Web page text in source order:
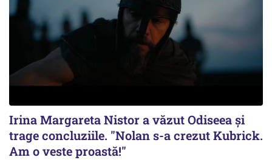
Irina Margareta Nistor a văzut Odiseea şi
trage concluziile. "Nolan s-a crezut Kubrick.
Am o veste proastă!"